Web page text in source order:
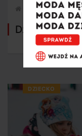
Strona główna
Dziecko
DZIECKO